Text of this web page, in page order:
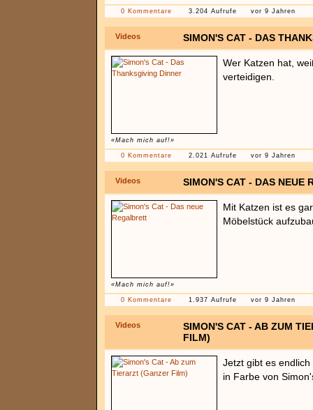
0 Kommentare 3.204 Aufrufe vor 9 Jahren
Videos SIMON'S CAT - DAS
«Mach mich auf!»
Wer Katzen hat,
verteidigen.
0 Kommentare 2.021 Aufrufe vor 9 Jahren
Videos SIMON'S CAT - DAS NEUE
«Mach mich auf!»
Mit Katzen ist es
Möbelstück
0 Kommentare 1.937 Aufrufe vor 9 Jahren
Videos
SIMON'S CAT - AB ZUM
FILM)
Jetzt gibt es
in Farbe von